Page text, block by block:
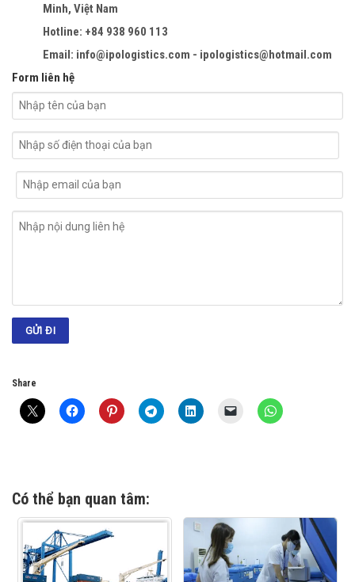
Minh, Việt Nam
Hotline: +84 938 960 113
Email: info@ipologistics.com - ipologistics@hotmail.com
Form liên hệ
Share
Có thể bạn quan tâm: